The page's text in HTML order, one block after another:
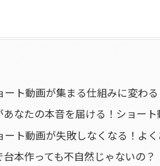
ート動画が集まる仕組みに変わ
あなたの本音を届ける！ショー
ート動画が失敗しなくなる！よ
台本作っても不自然じゃないの？